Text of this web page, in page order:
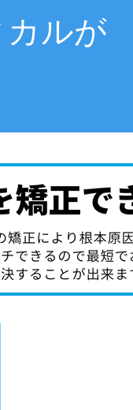
ルが